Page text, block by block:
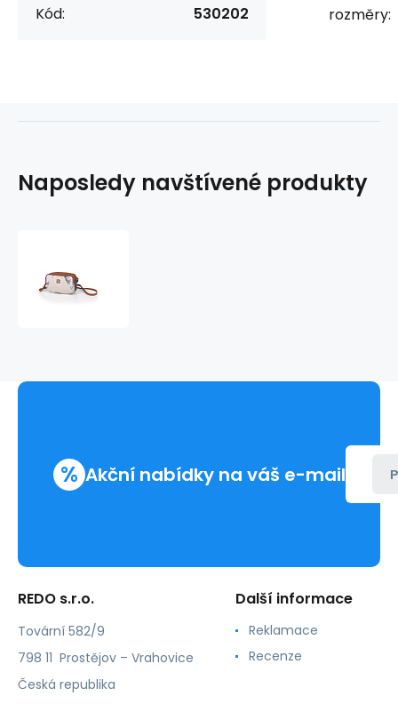
Kód: 530202 rozměry:
Naposledy navštívené produkty
% Akční nabídky na váš e-mail
REDO s.r.o.
Tovární 582/9
798 11 Prostějov – Vrahovice
Česká republika
Další informace
Reklamace
Recenze